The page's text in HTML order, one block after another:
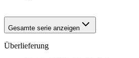
Gesamte serie anzeigen
Überlieferung